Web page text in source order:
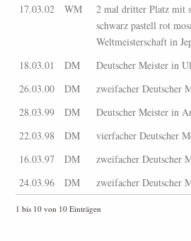
17.03.02
WM
2 mal dritter Platz mit
schwarz pastell rot
Weltmeisterschaft in
18.03.01
DM
Deutscher Meister in
26.03.00
DM
zweifacher Deutscher
28.03.99
DM
Deutscher Meister in
22.03.98
DM
vierfacher Deutscher
16.03.97
DM
zweifacher Deutscher
24.03.96
DM zweifacher Deutscher
1 bis 10 von 10 Einträgen